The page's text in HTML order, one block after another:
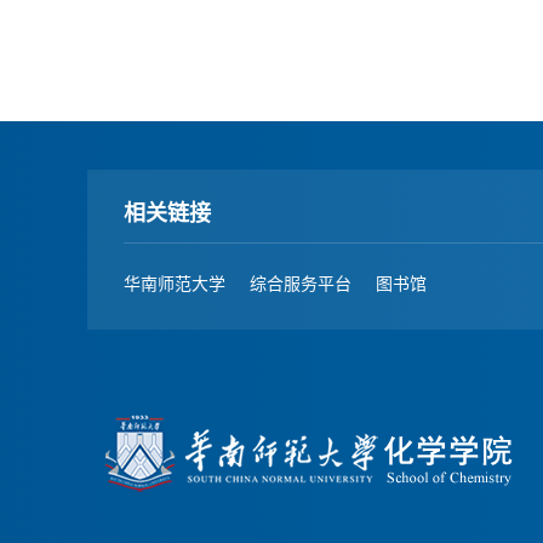
相关链接
华南师范大学 综合服务平台 图书馆